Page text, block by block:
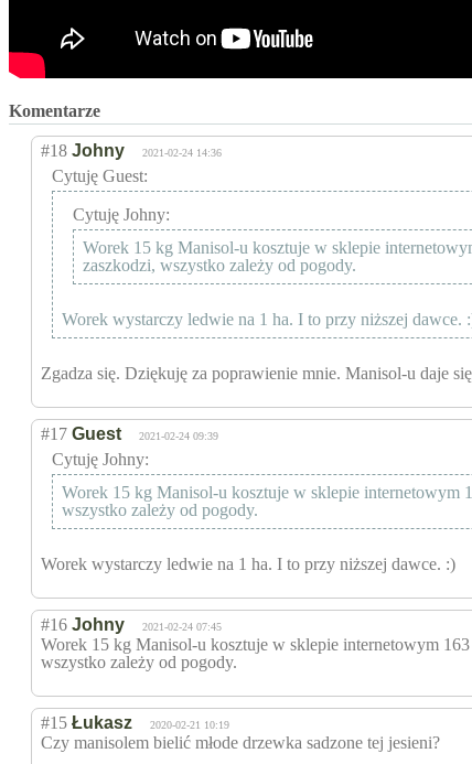
Komentarze
#18 Johny 2021-02-24 14:36
Cytuję Guest:
Cytuję Johny:
Worek 15 kg Manisol-u kosztuje w sklepie
zaszkodzi, wszystko zależy od pogody.
Worek wystarczy ledwie na 1 ha. I to przy niższej dawce.
Zgadza się. Dziękuję za poprawienie mnie. Manisol-u daje
#17 Guest 2021-02-24 09:39
Cytuję Johny:
Worek 15 kg Manisol-u kosztuje w sklepie internetowym
wszystko zależy od pogody.
Worek wystarczy ledwie na 1 ha. I to przy niższej dawce. :)
#16 Johny 2021-02-24 07:45
Worek 15 kg Manisol-u kosztuje w sklepie internetowym
wszystko zależy od pogody.
#15 Łukasz 2020-02-21 10:19
Czy manisolem bielić młode drzewka sadzone tej jesieni?